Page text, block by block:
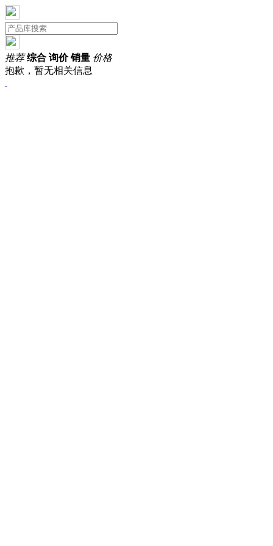
推荐 综合 询价 销量 价格
抱歉，暂无相关信息